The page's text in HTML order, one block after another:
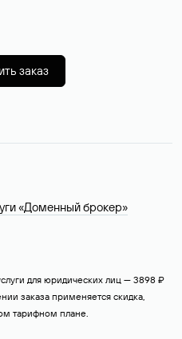
заказ
«Доменный брокер»
для юридических лиц — 3898 ₽
заказа применяется скидка,
тарифном плане.